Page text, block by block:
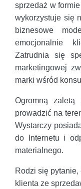
sprzedaż w
wykorzystuje się
biznesowe
emocjonalnie
Zatrudnia się
marketingowej
marki wśród
Ogromną
prowadzić na
Wystarczy
do Internetu i
materialnego.
Rodzi się
klienta ze